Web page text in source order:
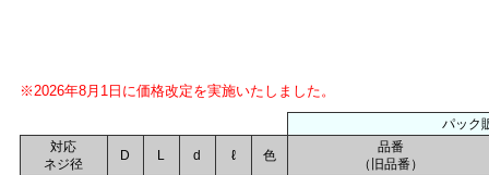
※2026年8月1日に価格改定を実施いたしました。
パック
対応
ネジ径
D L d ℓ 色
品番
（旧品番）